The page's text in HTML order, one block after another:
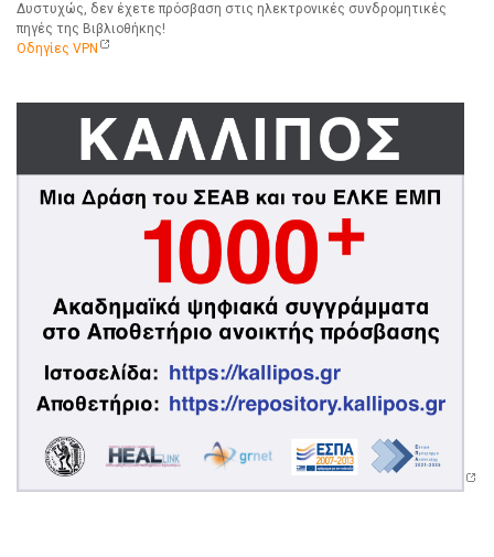
Δυστυχώς, δεν έχετε πρόσβαση στις ηλεκτρονικές συνδρομητικές
πηγές της Βιβλιοθήκης!
Οδηγίες VPN